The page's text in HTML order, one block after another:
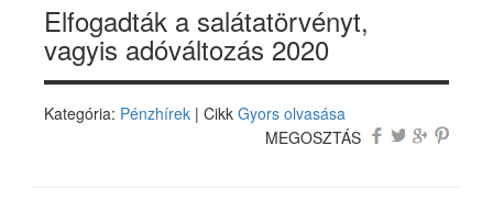
Elfogadták a salátatörvényt,
vagyis adóváltozás 2020
Kategória: Pénzhírek | Cikk Gyors olvasása
MEGOSZTÁS